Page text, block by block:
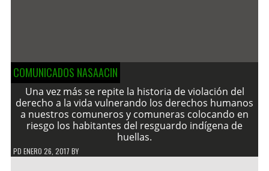
COMUNICADOS NASAACIN
Una vez más se repite la historia de violación del
derecho a la vida vulnerando los derechos humanos
a nuestros comuneros y comuneras colocando en
riesgo los habitantes del resguardo indígena de
huellas.
PD ENERO 26, 2017 BY